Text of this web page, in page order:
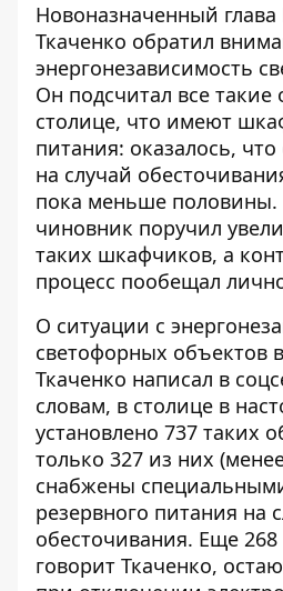
Новоназначенный
Ткаченко обратил
энергонезависимость
Он подсчитал все такие
столице, что имеют
питания: оказалось,
на случай
пока меньше половины.
чиновник поручил
таких шкафчиков, а
процесс пообещал
О ситуации с
светофорных объектов
Ткаченко написал в
словам, в столице в
установлено 737 таких
только 327 из них
снабжены
резервного питания на
обесточивания. Еще
говорит Ткаченко,